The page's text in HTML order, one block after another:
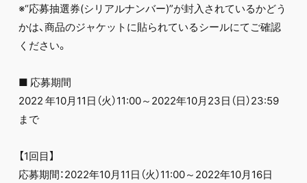
※“応募抽選券(シリアルナンバー)”が封入されているかどう
かは、商品のジャケットに貼られているシールにてご確認
ください。
■ 応募期間
2022 年10月11日（火）11:00～2022年10月23日（日）23:59
まで
【1回目】
応募期間：2022年10月11日（火）11:00～2022年10月16日